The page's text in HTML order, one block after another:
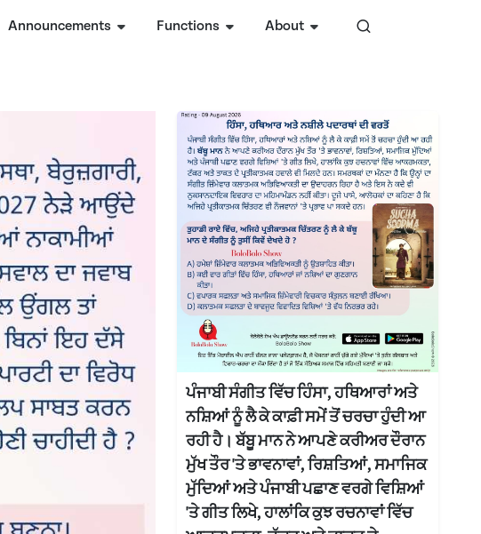
Announcements Functions About
ਪੰਜਾਬੀ ਸੰਗੀਤ ਵਿੱਚ ਹਿੰਸਾ, ਹਥਿਆਰਾਂ ਅਤੇ
ਨਸ਼ਿਆਂ ਨੂੰ ਲੈ ਕੇ ਕਾਫ਼ੀ ਸਮੇਂ ਤੋਂ ਚਰਚਾ ਹੁੰਦੀ ਆ
ਰਹੀ ਹੈ। ਬੱਬੂ ਮਾਨ ਨੇ ਆਪਣੇ ਕਰੀਅਰ ਦੌਰਾਨ
ਮੁੱਖ ਤੌਰ 'ਤੇ ਭਾਵਨਾਵਾਂ, ਰਿਸ਼ਤਿਆਂ, ਸਮਾਜਿਕ
ਮੁੱਦਿਆਂ ਅਤੇ ਪੰਜਾਬੀ ਪਛਾਣ ਵਰਗੇ ਵਿਸ਼ਿਆਂ
'ਤੇ ਗੀਤ ਲਿਖੇ, ਹਾਲਾਂਕਿ ਕੁਝ ਰਚਨਾਵਾਂ ਵਿੱਚ